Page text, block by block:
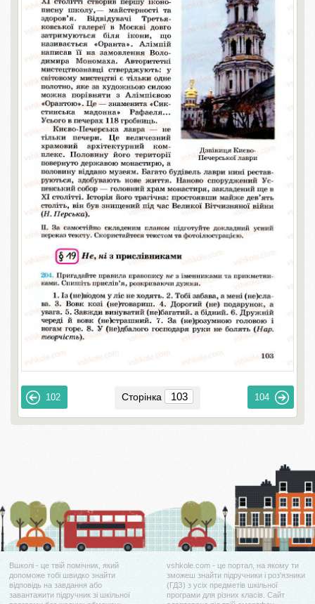
102 Сторінка 104
Вшколі - це твій помічник, який
допоможе тобі швидко знайти
відповідь на завдання або
завантажити підручник зі шкільної
vshkole.com - це портал, на якому ти
зможеш знайти підручники і роз'язники
(ГДЗ) з усіх предметів шкільної
програми для різних класів. Сайт